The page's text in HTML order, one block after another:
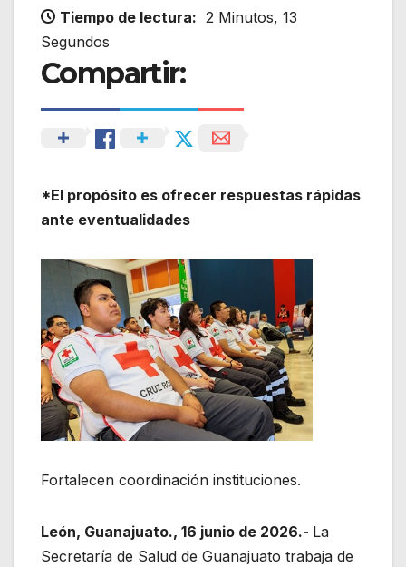
Tiempo de lectura: 2 Minutos, 13
Segundos
Compartir:
*El propósito es ofrecer respuestas rápidas
ante eventualidades
Fortalecen coordinación instituciones.
León, Guanajuato., 16 junio de 2026.- La
Secretaría de Salud de Guanajuato trabaja de